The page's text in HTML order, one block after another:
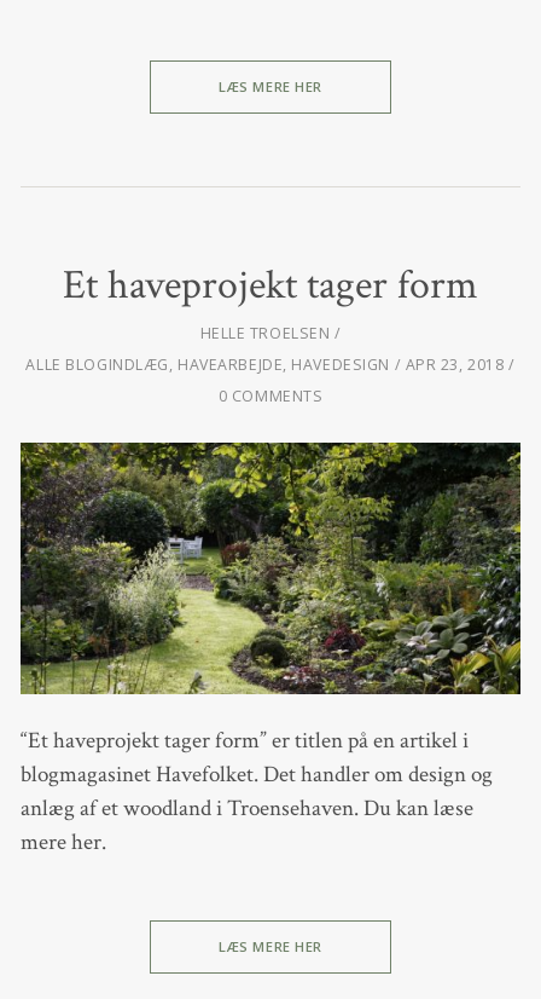
LÆS MERE HER
Et haveprojekt tager form
HELLE TROELSEN
ALLE BLOGINDLÆG, HAVEARBEJDE, HAVEDESIGN
APR 23, 2018
0 COMMENTS
“Et haveprojekt tager form” er titlen på en artikel i
blogmagasinet Havefolket. Det handler om design og
anlæg af et woodland i Troensehaven. Du kan læse
mere her.
LÆS MERE HER